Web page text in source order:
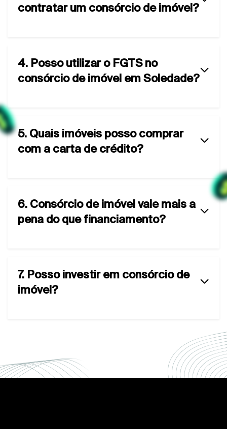
contratar um consórcio de imóvel?
4. Posso utilizar o FGTS no
consórcio de imóvel em Soledade?
5. Quais imóveis posso comprar
com a carta de crédito?
6. Consórcio de imóvel vale mais a
pena do que financiamento?
7. Posso investir em consórcio de
imóvel?